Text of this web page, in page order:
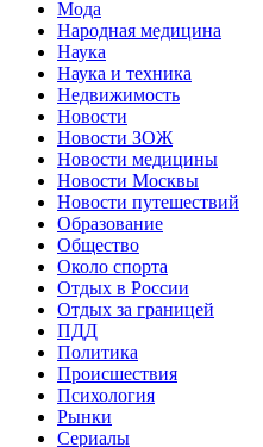
Мода
Народная медицина
Наука
Наука и техника
Недвижимость
Новости
Новости ЗОЖ
Новости медицины
Новости Москвы
Новости путешествий
Образование
Общество
Около спорта
Отдых в России
Отдых за границей
ПДД
Политика
Происшествия
Психология
Рынки
Сериалы